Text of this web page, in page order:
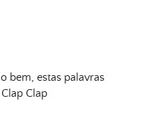
bem, estas palavras
Clap